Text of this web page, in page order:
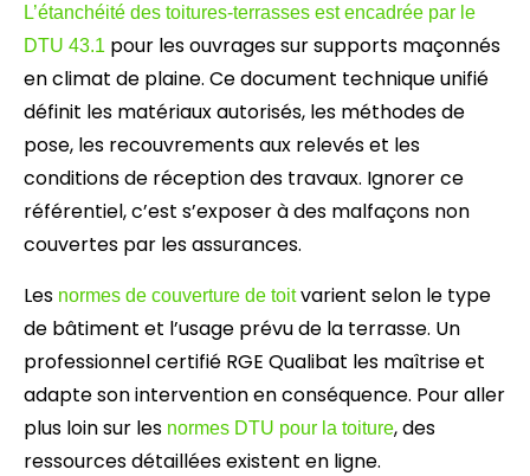
L’étanchéité des toitures-terrasses est encadrée par le
DTU 43.1 pour les ouvrages sur supports maçonnés
en climat de plaine. Ce document technique unifié
définit les matériaux autorisés, les méthodes de
pose, les recouvrements aux relevés et les
conditions de réception des travaux. Ignorer ce
référentiel, c’est s’exposer à des malfaçons non
couvertes par les assurances.
Les normes de couverture de toitvarient selon le type
de bâtiment et l’usage prévu de la terrasse. Un
professionnel certifié RGE Qualibat les maîtrise et
adapte son intervention en conséquence. Pour aller
plus loin sur les normes DTU pour la toiture, des
ressources détaillées existent en ligne.